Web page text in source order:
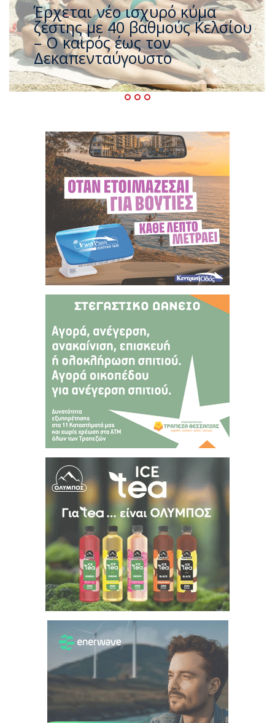
Άφαντος ο Τσίπρας… την ώρα
που η χώρα καίγεται